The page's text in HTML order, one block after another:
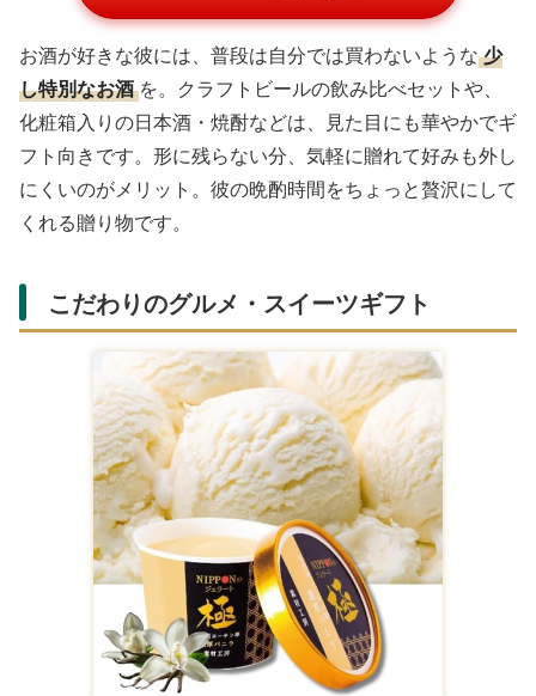
お酒が好きな彼には、普段は自分では買わないような 少
し特別なお酒 を。クラフトビールの飲み比べセットや、
化粧箱入りの日本酒・焼酎などは、見た目にも華やかでギ
フト向きです。形に残らない分、気軽に贈れて好みも外し
にくいのがメリット。彼の晩酌時間をちょっと贅沢にして
くれる贈り物です。
こだわりのグルメ・スイーツギフト